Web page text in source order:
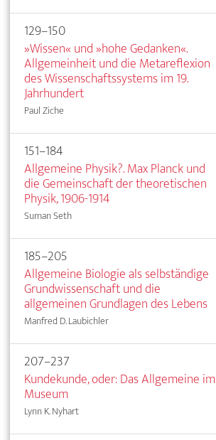
129–150
»Wissen« und »hohe Gedanken«.
Allgemeinheit und die Metareflexion
des Wissenschaftssystems im 19.
Jahrhundert
Paul Ziche
151–184
Allgemeine Physik?. Max Planck und
die Gemeinschaft der theoretischen
Physik, 1906-1914
Suman Seth
185–205
Allgemeine Biologie als selbständige
Grundwissenschaft und die
allgemeinen Grundlagen des Lebens
Manfred D. Laubichler
207–237
Kundekunde, oder: Das Allgemeine im
Museum
Lynn K. Nyhart